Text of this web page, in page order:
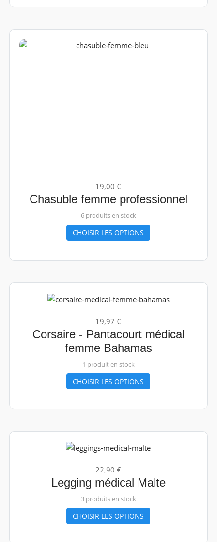
19,00 €
Chasuble femme professionnel
6 produits en stock
CHOISIR LES OPTIONS
19,97 €
Corsaire - Pantacourt médical
femme Bahamas
1 produit en stock
CHOISIR LES OPTIONS
22,90 €
Legging médical Malte
3 produits en stock
CHOISIR LES OPTIONS